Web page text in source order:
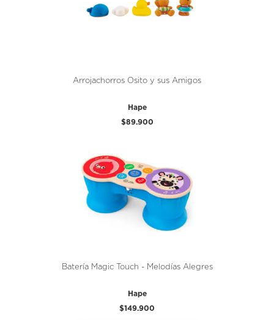
Arrojachorros Osito y sus Amigos
Hape
$89.900
Batería Magic Touch - Melodías Alegres
Hape
$149.900